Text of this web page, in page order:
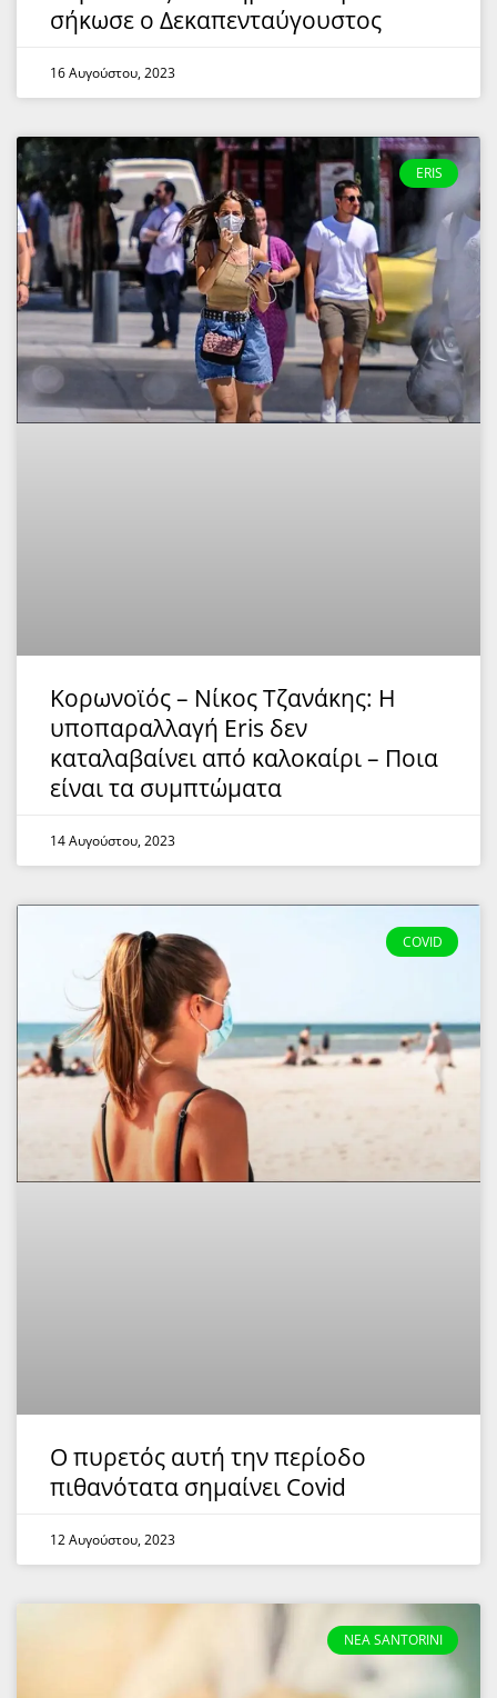
σήκωσε ο Δεκαπενταύγουστος
16 Αυγούστου, 2023
ERIS
Κορωνοϊός – Νίκος Τζανάκης: Η
υποπαραλλαγή Eris δεν
καταλαβαίνει από καλοκαίρι – Ποια
είναι τα συμπτώματα
14 Αυγούστου, 2023
COVID
Ο πυρετός αυτή την περίοδο
πιθανότατα σημαίνει Covid
12 Αυγούστου, 2023
NEA SANTORINI